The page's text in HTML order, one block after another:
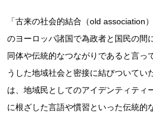
「古来の社会的結合（old association
のヨーロッパ諸国で為政者と国民の間
同体や伝統的なつながりであると言っ
うした地域社会と密接に結びついてい
は、地域民としてのアイデンティティ
に根ざした言語や慣習といった伝統的